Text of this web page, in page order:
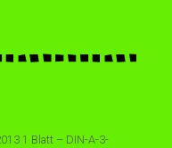
1 Blatt – DIN-A-3-